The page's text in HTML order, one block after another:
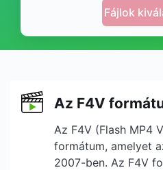
Fájlok
Az F4V
Az F4V (Flash MP4
formátum, amelyet
2007-ben. Az F4V